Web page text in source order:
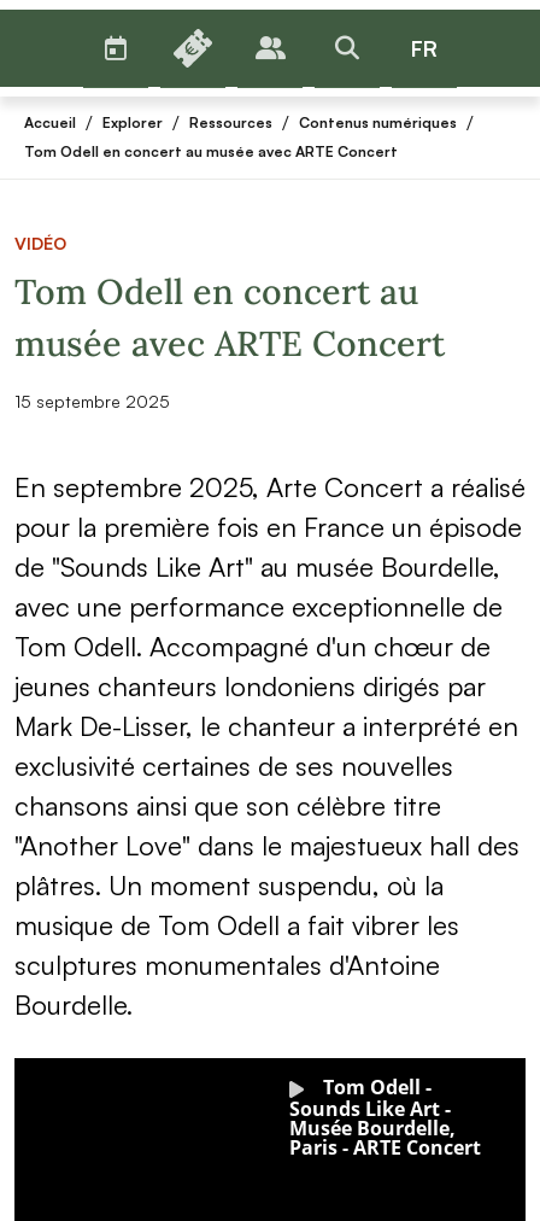
BILLETTERIE
PUBLICS >RECHERCHER
FR
Accueil / Explorer / Ressources / Contenus numériques /
Tom Odell en concert au musée avec ARTE Concert
VIDÉO
Tom Odell en concert au
musée avec ARTE Concert
15 septembre 2025
En septembre 2025, Arte Concert a réalisé
pour la première fois en France un épisode
de "Sounds Like Art" au musée Bourdelle,
avec une performance exceptionnelle de
Tom Odell. Accompagné d'un chœur de
jeunes chanteurs londoniens dirigés par
Mark De-Lisser, le chanteur a interprété en
exclusivité certaines de ses nouvelles
chansons ainsi que son célèbre titre
"Another Love" dans le majestueux hall des
plâtres. Un moment suspendu, où la
musique de Tom Odell a fait vibrer les
sculptures monumentales d'Antoine
Bourdelle.